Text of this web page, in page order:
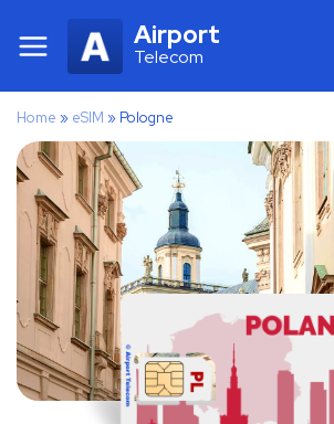
Airport
Telecom
Home » eSIM » Pologne